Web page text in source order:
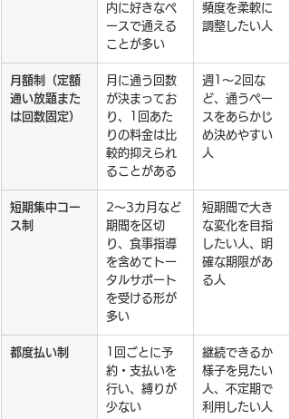
内に好きなペ
ースで通える
ことが多い
頻度を柔軟に
調整したい人
月額制（定額
通い放題また
は回数固定）
月に通う回数
が決まってお
り、1回あた
りの料金は比
較的抑えられ
ることがある
週1〜2回な
ど、通うペー
スをあらかじ
め決めやすい
人
短期集中コー
ス制
2〜3カ月など
期間を区切
り、食事指導
を含めてトー
タルサポート
を受ける形が
多い
短期間で大き
な変化を目指
したい人、明
確な期限があ
る人
都度払い制
1回ごとに予
約・支払いを
行い、縛りが
少ない
継続できるか
様子を見たい
人、不定期で
利用したい人